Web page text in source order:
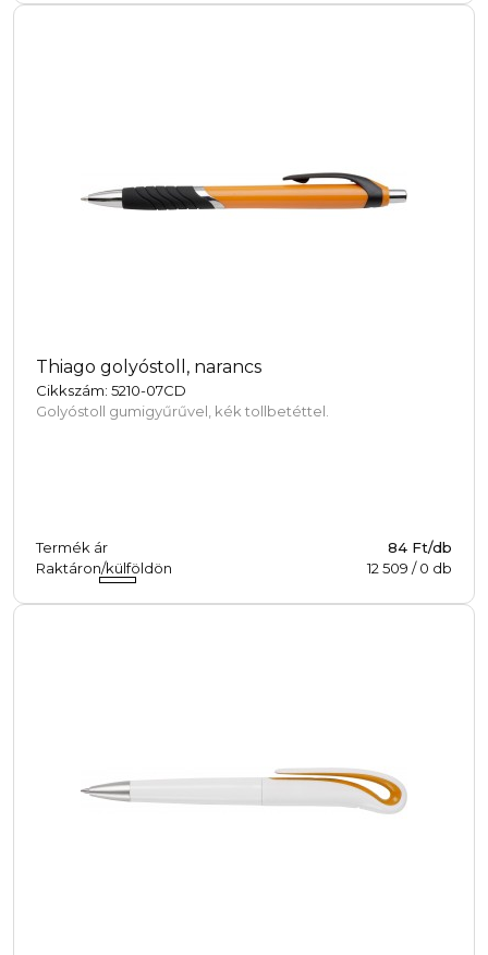
Thiago golyóstoll, narancs
Cikkszám: 5210-07CD
Golyóstoll gumigyűrűvel, kék tollbetéttel.
Termék ár
84 Ft/db
Raktáron/külföldön
12 509 /0 db